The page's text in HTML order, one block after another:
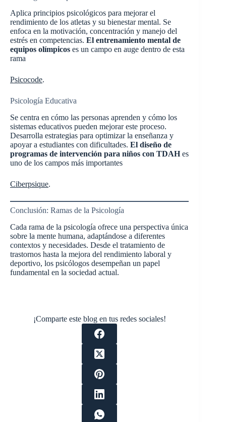
Aplica principios psicológicos para mejorar el
rendimiento de los atletas y su bienestar mental. Se
enfoca en la motivación, concentración y manejo del
estrés en competencias. El entrenamiento mental de
equipos olímpicos es un campo en auge dentro de esta
rama​
Psicocode.
Psicología Educativa
Se centra en cómo las personas aprenden y cómo los
sistemas educativos pueden mejorar este proceso.
Desarrolla estrategias para optimizar la enseñanza y
apoyar a estudiantes con dificultades. El diseño de
programas de intervención para niños con TDAHes
uno de los campos más importantes​
Ciberpsique.
Conclusión: Ramas de la Psicología
Cada rama de la psicología ofrece una perspectiva única
sobre la mente humana, adaptándose a diferentes
contextos y necesidades. Desde el tratamiento de
trastornos hasta la mejora del rendimiento laboral y
deportivo, los psicólogos desempeñan un papel
fundamental en la sociedad actual.
¡Comparte este blog en tus redes sociales!